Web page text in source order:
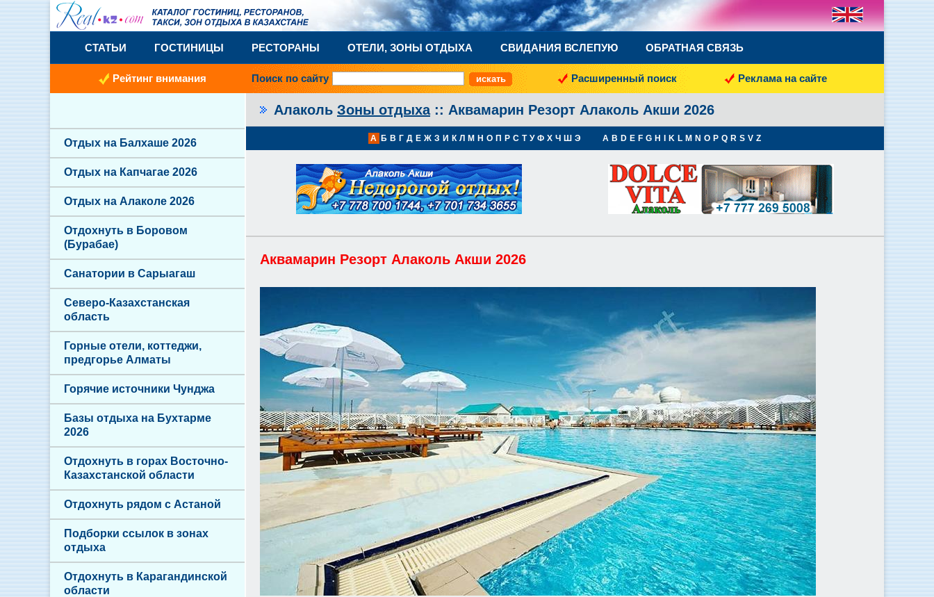
СТАТЬИ ГОСТИНИЦЫ РЕСТОРАНЫ ОТЕЛИ, ЗОНЫ ОТДЫХА СВИДАНИЯ ВСЛЕПУЮ ОБРАТНАЯ СВЯЗЬ
Рейтинг внимания Поиск по сайту Расширенный поиск Реклама на сайте
Алаколь Зоны отдыха:: Аквамарин Резорт Алаколь Акши 2026
А Б В Г Д Е Ж З И К Л М Н О П Р С Т У Ф Х Ч Ш Э A B D E F G H K L M N O P Q R S V Z
Аквамарин Резорт Алаколь Акши 2026
Отдых на Балхаше 2026
Отдых на Капчагае 2026
Отдых на Алаколе 2026
Отдохнуть в Боровом
(Бурабае)
Санатории в Сарыагаш
Северо-Казахстанская
область
Горные отели, коттеджи,
предгорье Алматы
Горячие источники Чунджа
Базы отдыха на Бухтарме
2026
Отдохнуть в горах Восточно-
Казахстанской области
Отдохнуть рядом с Астаной
Подборки ссылок в зонах
отдыха
Отдохнуть в Карагандинской
области